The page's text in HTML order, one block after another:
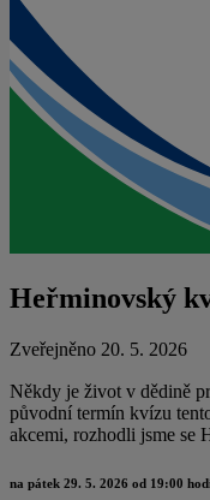
Heřminovský
Zveřejněno 20. 5. 2026
Někdy je život v dědině
původní termín kvízu
akcemi, rozhodli jsme se
na pátek 29. 5. 2026 od 19:00